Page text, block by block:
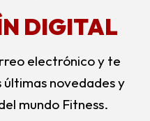
DIGITAL
electrónico y te
últimas novedades y
mundo Fitness.